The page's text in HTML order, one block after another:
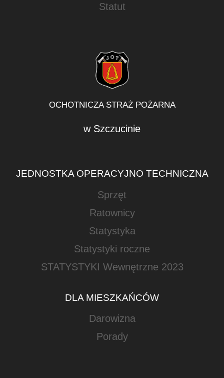
Statut
OCHOTNICZA STRAŻ POŻARNA
w Szczucinie
JEDNOSTKA OPERACYJNO TECHNICZNA
Sprzęt
Ratownicy
Statystyka
Statystyki roczne
STATYSTYKI Wewnętrzne 2023
DLA MIESZKAŃCÓW
Darowizna
Porady